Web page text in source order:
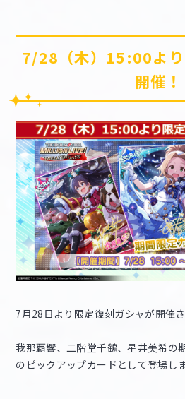
7/28（木）15:00より
開催！
7月28日より限定復刻ガシャが開催
我那覇響、二階堂千鶴、星井美希の
のピックアップカードとして登場し